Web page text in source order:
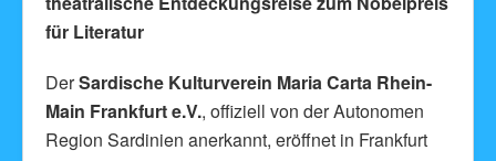
für Literatur
DerSardische Kulturverein Maria Carta Rhein-
Main Frankfurt e.V., offiziell von der Autonomen
Region Sardinien anerkannt, eröffnet in Frankfurt